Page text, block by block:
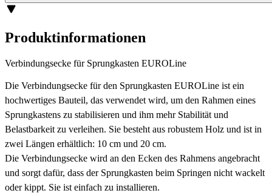
Produktinformationen
Verbindungsecke für Sprungkasten EUROLine
Die Verbindungsecke für den Sprungkasten EUROLine ist ein
hochwertiges Bauteil, das verwendet wird, um den Rahmen eines
Sprungkastens zu stabilisieren und ihm mehr Stabilität und
Belastbarkeit zu verleihen. Sie besteht aus robustem Holz und ist in
zwei Längen erhältlich: 10 cm und 20 cm.
Die Verbindungsecke wird an den Ecken des Rahmens angebracht
und sorgt dafür, dass der Sprungkasten beim Springen nicht wackelt
oder kippt. Sie ist einfach zu installieren.